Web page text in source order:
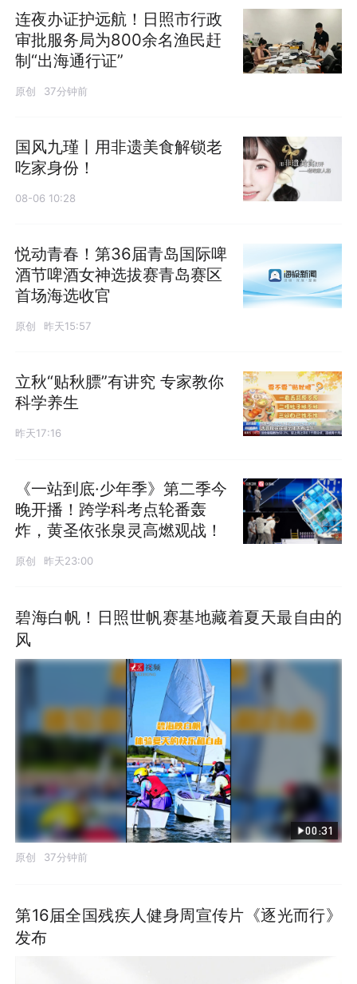
连夜办证护远航！日照市行政
审批服务局为800余名渔民赶
制“出海通行证”
原创 37分钟前
国风九瑾丨用非遗美食解锁老
吃家身份！
08-06 10:28
悦动青春！第36届青岛国际啤
酒节啤酒女神选拔赛青岛赛区
首场海选收官
原创 昨天15:57
立秋“贴秋膘”有讲究 专家教你
科学养生
昨天17:16
《一站到底·少年季》第二季今
晚开播！跨学科考点轮番轰
炸，黄圣依张泉灵高燃观战！
原创 昨天23:00
碧海白帆！日照世帆赛基地藏着夏天最自由的
风
00:31
原创 37分钟前
第16届全国残疾人健身周宣传片《逐光而行》
发布